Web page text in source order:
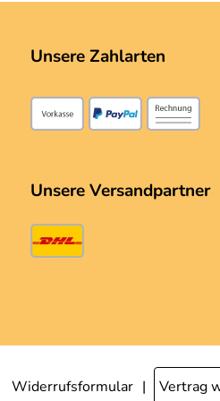
Unsere Zahlarten
Unsere Versandpartner
Widerrufsformular Vertrag